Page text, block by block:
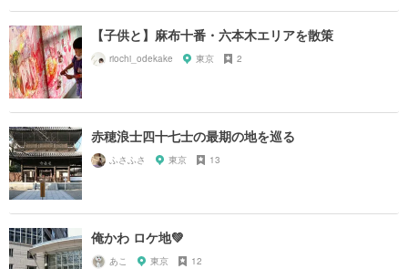
【子供と】麻布十番・六本木エリアを散策
riochi_odekake 東京 2
赤穂浪士四十七士の最期の地を巡る
ふさふさ 東京 13
俺かわ ロケ地💚
あこ 東京 12